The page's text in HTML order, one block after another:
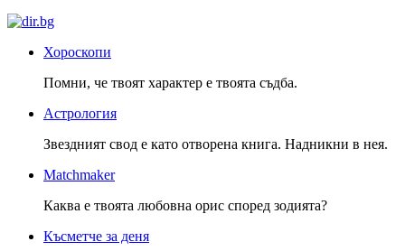
Хороскопи
Помни, че твоят характер е твоята съдба.
Астрология
Звездният свод е като отворена книга. Надникни в нея.
Matchmaker
Каква е твоята любовна орис според зодията?
Късметче за деня